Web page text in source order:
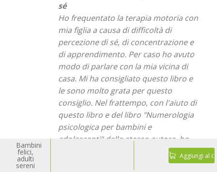
Bambini
felici,
adulti
sereni
Aggiungi al
sé
Ho frequentato la terapia motoria con
mia figlia a causa di difficoltà di
percezione di sé, di concentrazione e
di apprendimento. Per caso ho avuto
modo di parlare con la mia vicina di
casa. Mi ha consigliato questo libro e
le sono molto grata per questo
consiglio. Nel frattempo, con l'aiuto di
questo libro e del libro "Numerologia
psicologica per bambini e
adolescenti" dello stesso autore, ho
anche scoperto la causa di tutte le
difficoltà di mia figlia. I viaggi di